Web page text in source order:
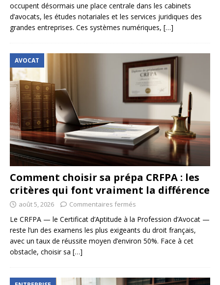
occupent désormais une place centrale dans les cabinets
d’avocats, les études notariales et les services juridiques des
grandes entreprises. Ces systèmes numériques, […]
AVOCAT
Comment choisir sa prépa CRFPA : les
critères qui font vraiment la différence
août 5, 2026 Commentaires fermés
Le CRFPA — le Certificat d’Aptitude à la Profession d’Avocat —
reste l’un des examens les plus exigeants du droit français,
avec un taux de réussite moyen d’environ 50%. Face à cet
obstacle, choisir sa […]